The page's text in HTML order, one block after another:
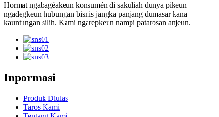
Hormat ngabagéakeun konsumén di sakuliah dunya pikeun
ngadegkeun hubungan bisnis jangka panjang dumasar kana
kauntungan silih. Kami ngarepkeun nampi patarosan anjeun.
Inpormasi
Produk Diulas
Taros Kami